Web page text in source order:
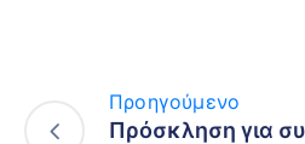
Προηγούμενο
Πρόσκληση για